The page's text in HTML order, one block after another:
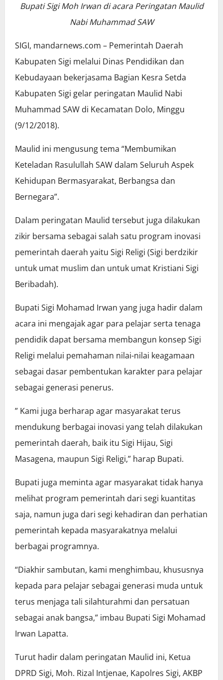
Bupati Sigi Moh Irwan di acara Peringatan Maulid
Nabi Muhammad SAW
SIGI, mandarnews.com – Pemerintah Daerah
Kabupaten Sigi melalui Dinas Pendidikan dan
Kebudayaan bekerjasama Bagian Kesra Setda
Kabupaten Sigi gelar peringatan Maulid Nabi
Muhammad SAW di Kecamatan Dolo, Minggu
(9/12/2018).
Maulid ini mengusung tema “Membumikan
Keteladan Rasulullah SAW dalam Seluruh Aspek
Kehidupan Bermasyarakat, Berbangsa dan
Bernegara”.
Dalam peringatan Maulid tersebut juga dilakukan
zikir bersama sebagai salah satu program inovasi
pemerintah daerah yaitu Sigi Religi (Sigi berdzikir
untuk umat muslim dan untuk umat Kristiani Sigi
Beribadah).
Bupati Sigi Mohamad Irwan yang juga hadir dalam
acara ini mengajak agar para pelajar serta tenaga
pendidik dapat bersama membangun konsep Sigi
Religi melalui pemahaman nilai-nilai keagamaan
sebagai dasar pembentukan karakter para pelajar
sebagai generasi penerus.
” Kami juga berharap agar masyarakat terus
mendukung berbagai inovasi yang telah dilakukan
pemerintah daerah, baik itu Sigi Hijau, Sigi
Masagena, maupun Sigi Religi,” harap Bupati.
Bupati juga meminta agar masyarakat tidak hanya
melihat program pemerintah dari segi kuantitas
saja, namun juga dari segi kehadiran dan perhatian
pemerintah kepada masyarakatnya melalui
berbagai programnya.
“Diakhir sambutan, kami menghimbau, khususnya
kepada para pelajar sebagai generasi muda untuk
terus menjaga tali silahturahmi dan persatuan
sebagai anak bangsa,” imbau Bupati Sigi Mohamad
Irwan Lapatta.
Turut hadir dalam peringatan Maulid ini, Ketua
DPRD Sigi, Moh. Rizal Intjenae, Kapolres Sigi, AKBP